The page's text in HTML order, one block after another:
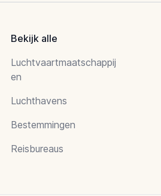
Bekijk alle
Luchtvaartmaatschappij
en
Luchthavens
Bestemmingen
Reisbureaus